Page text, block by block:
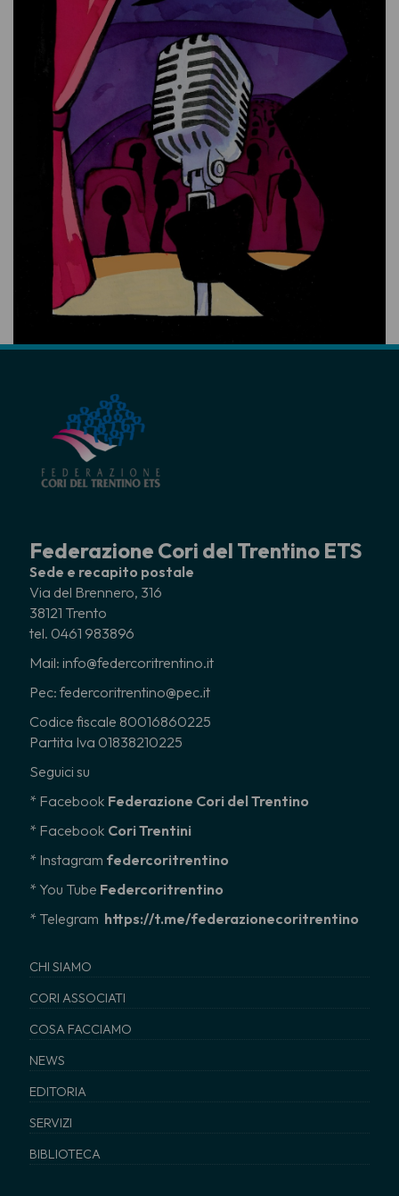
Federazione Cori del Trentino ETS
Sede e recapito postale
Via del Brennero, 316
38121 Trento
tel. 0461 983896
Mail: info@federcoritrentino.it
Pec: federcoritrentino@pec.it
Codice fiscale 80016860225
Partita Iva 01838210225
Seguici su
* Facebook Federazione Cori del Trentino
* Facebook Cori Trentini
* Instagram federcoritrentino
* You Tube Federcoritrentino
* Telegram https://t.me/federazionecoritrentino
CHI SIAMO
CORI ASSOCIATI
COSA FACCIAMO
NEWS
EDITORIA
SERVIZI
BIBLIOTECA